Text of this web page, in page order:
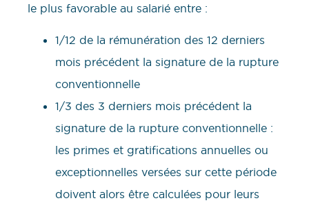
le plus favorable au salarié entre :
1/12 de la rémunération des 12 derniers
mois précédent la signature de la rupture
conventionnelle
1/3 des 3 derniers mois précédent la
signature de la rupture conventionnelle :
les primes et gratifications annuelles ou
exceptionnelles versées sur cette période
doivent alors être calculées pour leurs